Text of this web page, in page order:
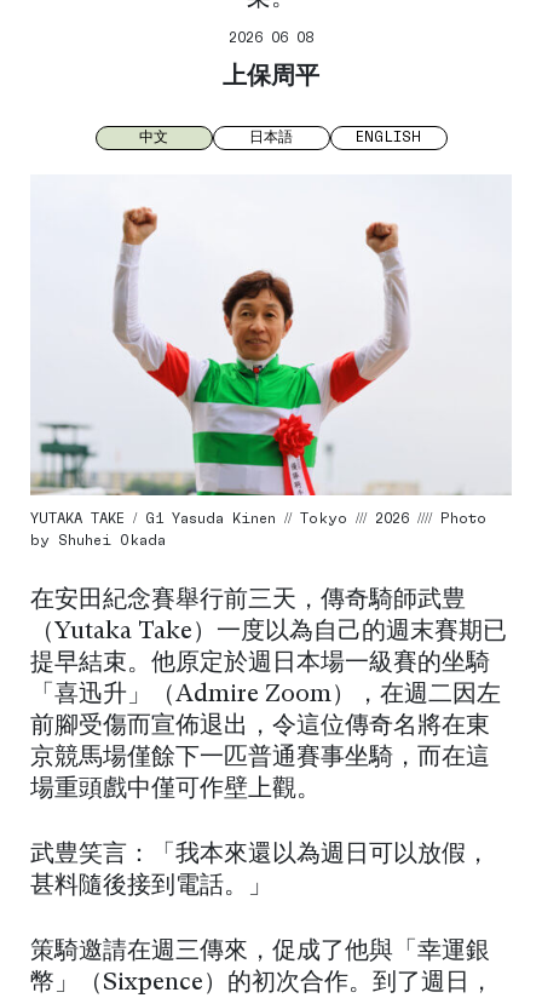
2026 06 08
上保周平
中文 日本語 ENGLISH
YUTAKA TAKE / G1 Yasuda Kinen // Tokyo /// 2026 //// Photo
by Shuhei Okada
在安田紀念賽舉行前三天，傳奇騎師武豊
（Yutaka Take）一度以為自己的週末賽期已
提早結束。他原定於週日本場一級賽的坐騎
「喜迅升」（Admire Zoom），在週二因左
前腳受傷而宣佈退出，令這位傳奇名將在東
京競馬場僅餘下一匹普通賽事坐騎，而在這
場重頭戲中僅可作壁上觀。
武豊笑言：「我本來還以為週日可以放假，
甚料隨後接到電話。」
策騎邀請在週三傳來，促成了他與「幸運銀
幣」（Sixpence）的初次合作。到了週日，